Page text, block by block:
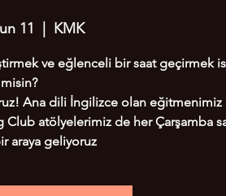
11 KMK
ve eğlenceli bir saat geçirmek
misin?
Ana dili İngilizce olan eğitmenimiz
atölyelerimiz de her Çarşamba
araya geliyoruz